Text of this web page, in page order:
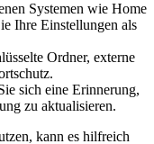
Systemen wie Home
Ihre Einstellungen als
Ordner, externe
sich eine Erinnerung,
zu aktualisieren.
kann es hilfreich